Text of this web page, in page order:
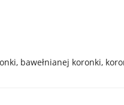
bawełnianej koronki,